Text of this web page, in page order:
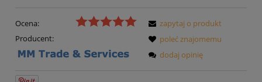
Ocena:
Producent:
zapytaj o produkt
poleć znajomemu
dodaj opinię